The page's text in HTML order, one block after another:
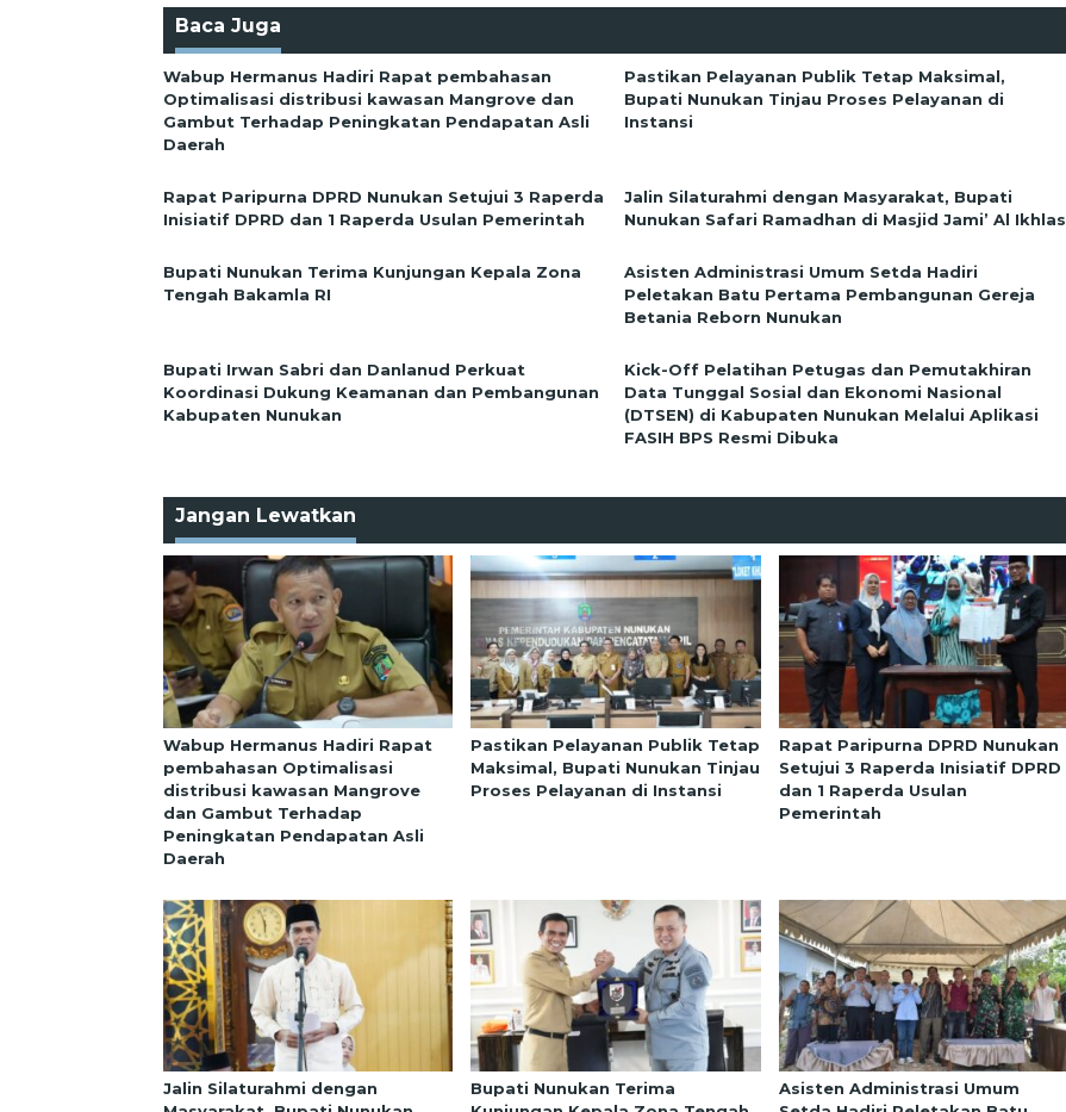
Baca Juga
Wabup Hermanus Hadiri Rapat pembahasan
Optimalisasi distribusi kawasan Mangrove dan
Gambut Terhadap Peningkatan Pendapatan Asli
Daerah
Pastikan Pelayanan Publik Tetap Maksimal,
Bupati Nunukan Tinjau Proses Pelayanan di
Instansi
Rapat Paripurna DPRD Nunukan Setujui 3 Raperda
Inisiatif DPRD dan 1 Raperda Usulan Pemerintah
Jalin Silaturahmi dengan Masyarakat, Bupati
Nunukan Safari Ramadhan di Masjid Jami’ Al Ikhlas
Bupati Nunukan Terima Kunjungan Kepala Zona
Tengah Bakamla RI
Asisten Administrasi Umum Setda Hadiri
Peletakan Batu Pertama Pembangunan Gereja
Betania Reborn Nunukan
Bupati Irwan Sabri dan Danlanud Perkuat
Koordinasi Dukung Keamanan dan Pembangunan
Kabupaten Nunukan
Kick-Off Pelatihan Petugas dan Pemutakhiran
Data Tunggal Sosial dan Ekonomi Nasional
(DTSEN) di Kabupaten Nunukan Melalui Aplikasi
FASIH BPS Resmi Dibuka
Jangan Lewatkan
Wabup Hermanus Hadiri Rapat
pembahasan Optimalisasi
distribusi kawasan Mangrove
dan Gambut Terhadap
Peningkatan Pendapatan Asli
Daerah
Pastikan Pelayanan Publik Tetap
Maksimal, Bupati Nunukan Tinjau
Proses Pelayanan di Instansi
Rapat Paripurna DPRD Nunukan
Setujui 3 Raperda Inisiatif DPRD
dan 1 Raperda Usulan
Pemerintah
Jalin Silaturahmi dengan
Bupati Nunukan Terima
Asisten Administrasi Umum